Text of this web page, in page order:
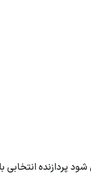
پردازنده انتخابی